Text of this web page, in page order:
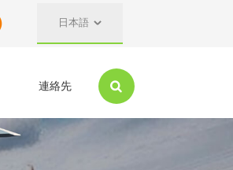
日本語
連絡先